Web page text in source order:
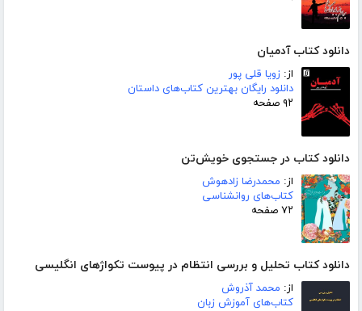
دانلود کتاب آدمیان
از: زویا قلی پور
دانلود رایگان بهترین کتاب‌های داستان
۹۲ صفحه
دانلود کتاب در جستجوی خویش‌تن
از: محمدرضا زادهوش
کتاب‌های روانشناسی
۷۲ صفحه
دانلود کتاب تحلیل و بررسی انتظام در پیوست تکواژهای انگلیسی
از: محمد آذروش
کتاب‌های آموزش زبان